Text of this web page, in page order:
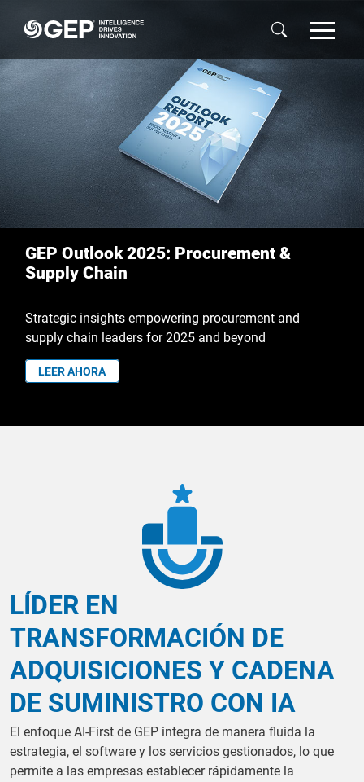
GEP Outlook 2025: Procurement &
Supply Chain
Strategic insights empowering procurement and
supply chain leaders for 2025 and beyond
LEER AHORA
LÍDER EN
TRANSFORMACIÓN DE
ADQUISICIONES Y CADENA
DE SUMINISTRO CON IA
El enfoque AI-First de GEP integra de manera fluida la
estrategia, el software y los servicios gestionados, lo que
permite a las empresas establecer rápidamente la